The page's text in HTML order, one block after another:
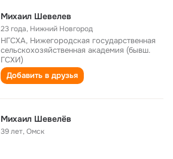
Михаил Шевелев
23 года, Нижний Новгород
НГСХА, Нижегородская государственная
сельскохозяйственная академия (бывш.
ГСХИ)
Добавить в друзья
Михаил Шевелёв
39 лет,Омск